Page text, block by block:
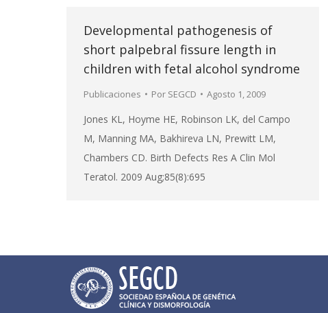
Developmental pathogenesis of
short palpebral fissure length in
children with fetal alcohol syndrome
Publicaciones Por SEGCD Agosto 1, 2009
Jones KL, Hoyme HE, Robinson LK, del Campo
M, Manning MA, Bakhireva LN, Prewitt LM,
Chambers CD. Birth Defects Res A Clin Mol
Teratol. 2009 Aug;85(8):695